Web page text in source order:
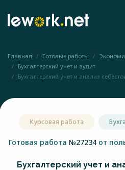
Главная Готовые работы
Бухгалтерский учет и аудит
Бухгалтерский учет и анализ
Курсовая работа
Готовая работа №27234 от
Бухгалтерский учет и